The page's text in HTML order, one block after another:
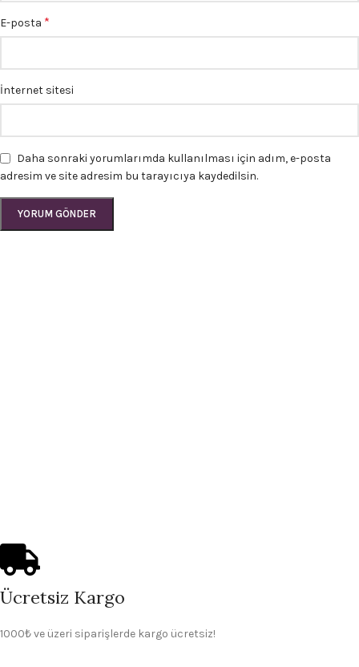
E-posta *
İnternet sitesi
Daha sonraki yorumlarımda kullanılması için adım, e-posta
adresim ve site adresim bu tarayıcıya kaydedilsin.
Ücretsiz Kargo
1000₺ ve üzeri siparişlerde kargo ücretsiz!